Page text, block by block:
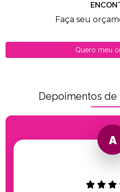
Faça seu
Quero meu
Depoimentos de